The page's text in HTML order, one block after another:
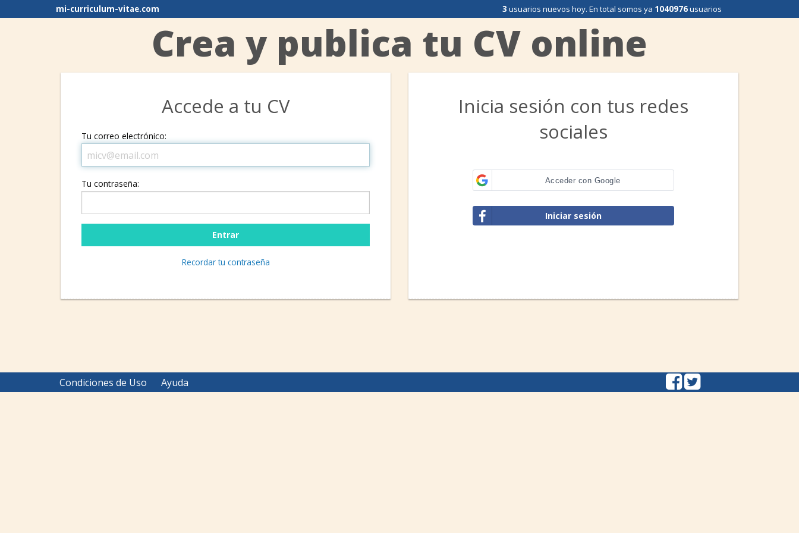
mi-curriculum-vitae.com 3 usuarios nuevos hoy. En total somos ya 1040976usuarios
Crea y publica tu CV online
Accede a tu CV
Tu correo electrónico:
Tu contraseña:
Recordar tu contraseña
Inicia sesión con tus redes
sociales
Acceder con Google
Iniciar sesión
Condiciones de Uso Ayuda